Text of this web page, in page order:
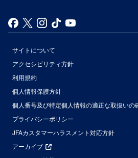
サイトについて
アクセシビリティ方針
利用規約
個人情報保護方針
個人番号及び特定個人情報の適正な取扱いの
プライバシーポリシー
JFAカスタマーハラスメント対応方針
アーカイブ